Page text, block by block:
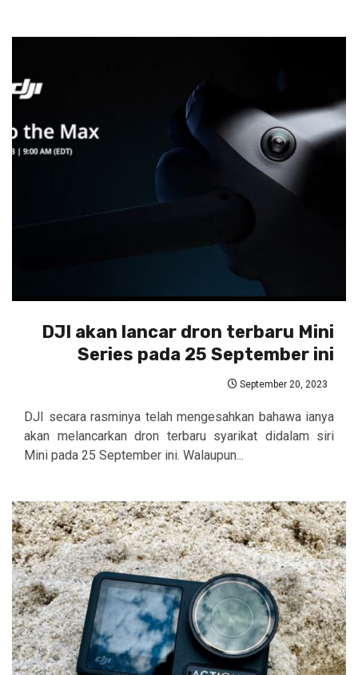
DJI akan lancar dron terbaru Mini
Series pada 25 September ini
September 20, 2023
DJI secara rasminya telah mengesahkan bahawa ianya
akan melancarkan dron terbaru syarikat didalam siri
Mini pada 25 September ini. Walaupun...